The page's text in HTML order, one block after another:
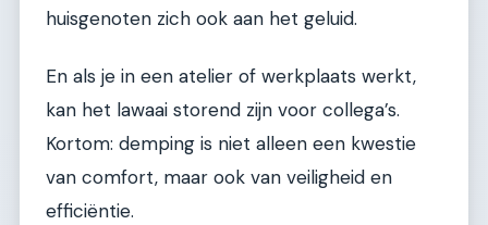
huisgenoten zich ook aan het geluid.
En als je in een atelier of werkplaats werkt,
kan het lawaai storend zijn voor collega’s.
Kortom: demping is niet alleen een kwestie
van comfort, maar ook van veiligheid en
efficiëntie.